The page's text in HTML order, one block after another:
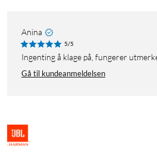
Anina
5/5
Ingenting å klage på, fungerer
Gå til kundeanmeldelsen